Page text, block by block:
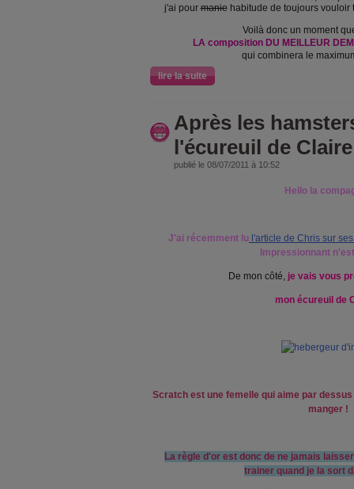
j'ai pourmaniehabitude de toujours vouloir
Voilà donc un moment
LA composition DU MEILLEUR
qui combinera le
lire la suite
Après les
l'écureuil de
publié le 08/07/2011 à 10:52
Hello la
J'ai récemment lu l'article de Chris sur
Impressionnant
De mon côté,je vais vous
mon écureuil de
Scratch est une femelle qui aime par
manger !
La règle d'or est donc de ne jamais
trainer quand je la sort